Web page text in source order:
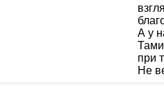
А у
при
Не